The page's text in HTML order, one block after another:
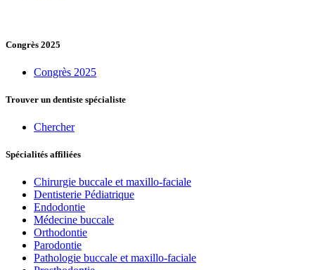
Congrès 2025
Congrès 2025
Trouver un dentiste spécialiste
Chercher
Spécialités affiliées
Chirurgie buccale et maxillo-faciale
Dentisterie Pédiatrique
Endodontie
Médecine buccale
Orthodontie
Parodontie
Pathologie buccale et maxillo-faciale